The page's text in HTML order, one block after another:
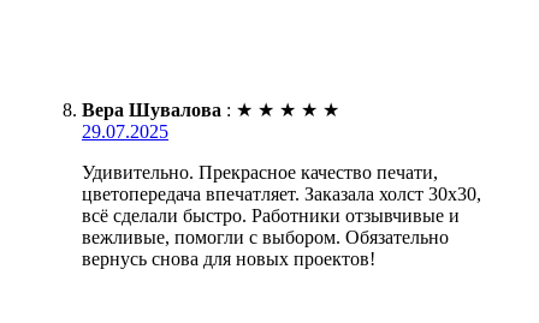
Вера Шувалова : ★ ★ ★ ★ ★
29.07.2025
Удивительно. Прекрасное качество печати,
цветопередача впечатляет. Заказала холст 30х30,
всё сделали быстро. Работники отзывчивые и
вежливые, помогли с выбором. Обязательно
вернусь снова для новых проектов!